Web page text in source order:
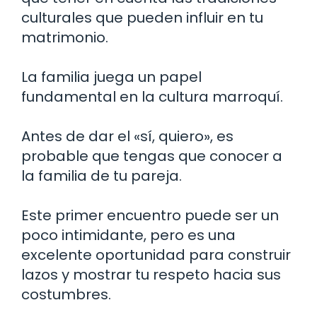
culturales que pueden influir en tu
matrimonio.
La familia juega un papel
fundamental en la cultura marroquí.
Antes de dar el «sí, quiero», es
probable que tengas que conocer a
la familia de tu pareja.
Este primer encuentro puede ser un
poco intimidante, pero es una
excelente oportunidad para construir
lazos y mostrar tu respeto hacia sus
costumbres.